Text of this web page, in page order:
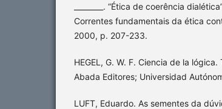
________. “Ética de coerência
Correntes fundamentais da ética
2000, p. 207-233.
HEGEL, G. W. F. Ciencia de la
Abada Editores; Universidad
LUFT, Eduardo. As sementes da